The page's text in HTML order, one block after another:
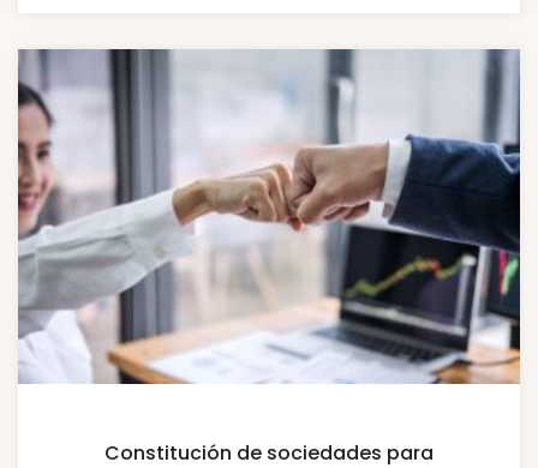
Constitución de sociedades para